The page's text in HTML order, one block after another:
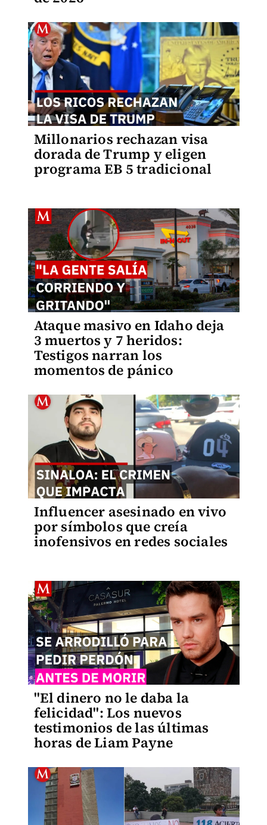
Millonarios rechazan visa
dorada de Trump y eligen
programa EB 5 tradicional
Ataque masivo en Idaho deja
3 muertos y 7 heridos:
Testigos narran los
momentos de pánico
Influencer asesinado en vivo
por símbolos que creía
inofensivos en redes sociales
"El dinero no le daba la
felicidad": Los nuevos
testimonios de las últimas
horas de Liam Payne